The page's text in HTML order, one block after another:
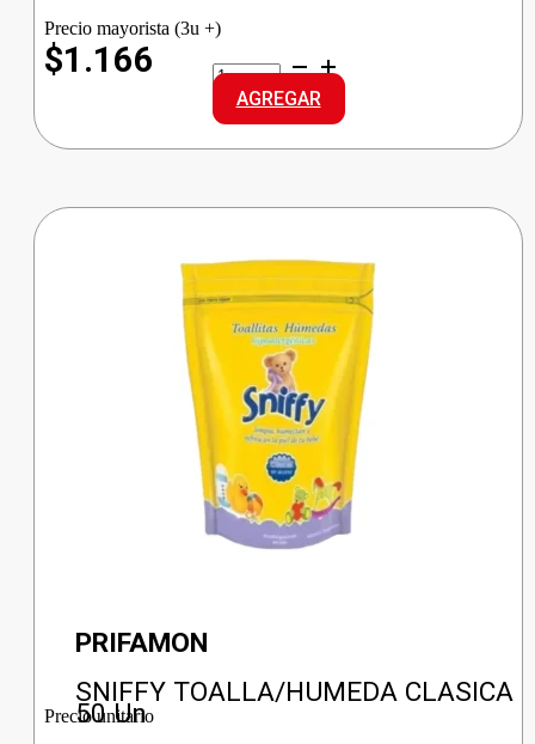
Precio mayorista (3u +)
$1.166
LUX
J/TOCADOR
ORQ.NEGRA
cantidad
AGREGAR
PRIFAMON
SNIFFY TOALLA/HUMEDA CLASICA
50 Un
Precio unitario